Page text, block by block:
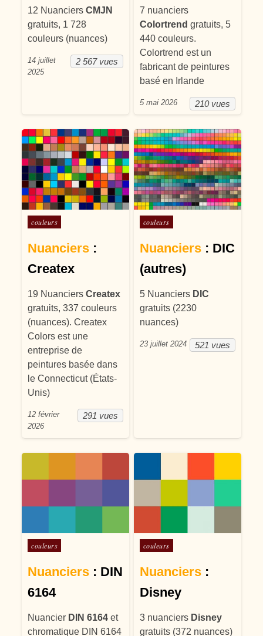
12 NuanciersCMJN
gratuits, 1 728
couleurs (nuances)
2 567 vues
14 juillet
2025
7 nuanciers
Colortrend gratuits, 5
440 couleurs.
Colortrend est un
fabricant de peintures
basé en Irlande
210 vues
5 mai 2026
Posté dans
couleurs
Nuanciers :
Createx
19 NuanciersCreatex
gratuits, 337 couleurs
(nuances). Createx
Colors est une
entreprise de
peintures basée dans
le Connecticut (États-
Unis)
291 vues
12 février
2026
Posté dans
couleurs
Nuanciers: DIC
(autres)
5 Nuanciers DIC
gratuits (2230
nuances)
521 vues
23 juillet 2024
Posté dans
couleurs
Nuanciers : DIN
6164
Nuancier DIN 6164 et
chromatique DIN 6164
Posté dans
couleurs
Nuanciers:
Disney
3 nuanciers Disney
gratuits (372 nuances)